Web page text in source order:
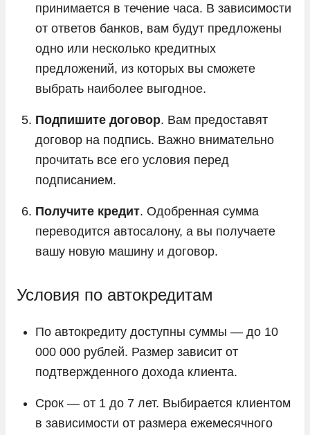
принимается в течение часа. В зависимости
от ответов банков, вам будут предложены
одно или несколько кредитных
предложений, из которых вы сможете
выбрать наиболее выгодное.
Подпишите договор. Вам предоставят
договор на подпись. Важно внимательно
прочитать все его условия перед
подписанием.
Получите кредит. Одобренная сумма
переводится автосалону, а вы получаете
вашу новую машину и договор.
Условия по автокредитам
По автокредиту доступны суммы — до 10
000 000 рублей. Размер зависит от
подтвержденного дохода клиента.
Срок — от 1 до 7 лет. Выбирается клиентом
в зависимости от размера ежемесячного